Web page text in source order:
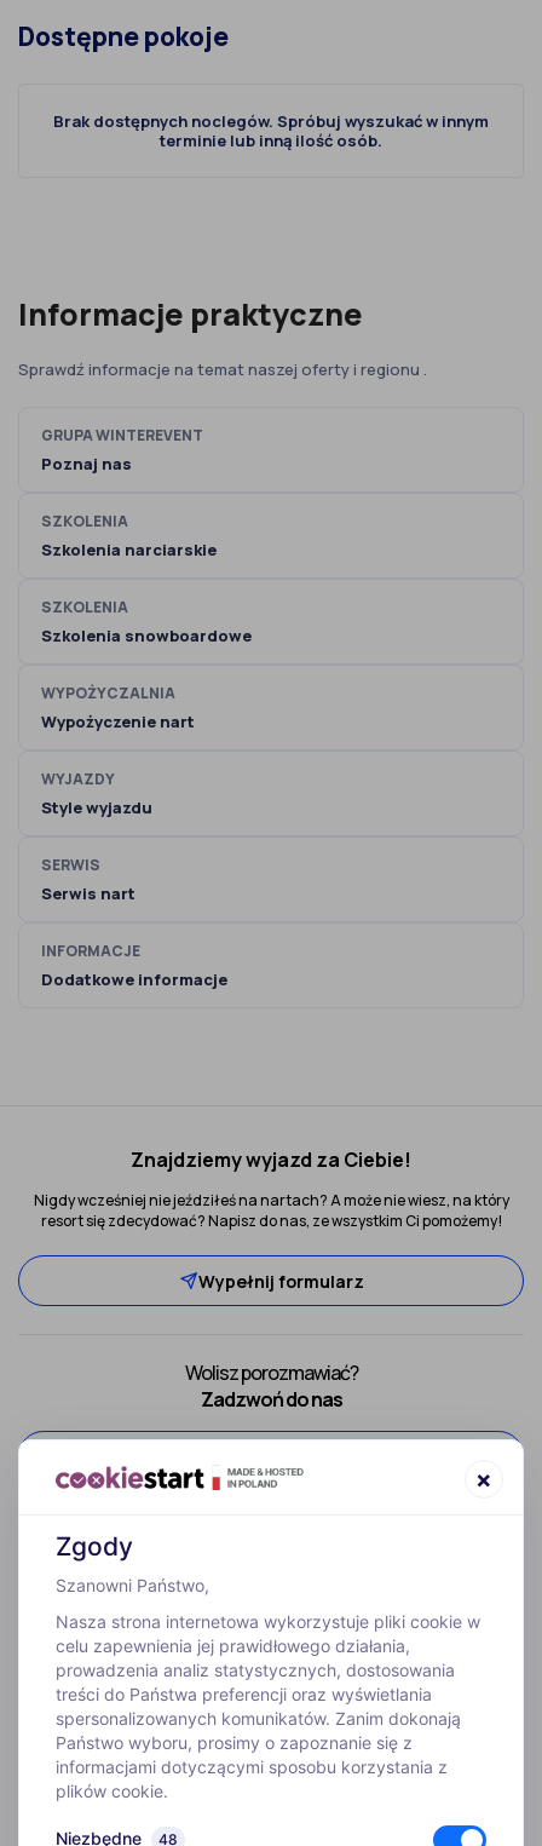
Dostępne pokoje
Brak dostępnych noclegów. Spróbuj wyszukać w innym
terminie lub inną ilość osób.
Informacje praktyczne
Sprawdź informacje na temat naszej oferty i regionu .
GRUPA WINTEREVENT
Poznaj nas
SZKOLENIA
Szkolenia narciarskie
SZKOLENIA
Szkolenia snowboardowe
WYPOŻYCZALNIA
Wypożyczenie nart
WYJAZDY
Style wyjazdu
SERWIS
Serwis nart
INFORMACJE
Dodatkowe informacje
Znajdziemy wyjazd za Ciebie!
Nigdy wcześniej nie jeździłeś na nartach? A może nie wiesz, na który
resort się zdecydować? Napisz do nas, ze wszystkim Ci pomożemy!
Wypełnij formularz
Wolisz porozmawiać?
Zadzwoń do nas
WYJAZDY
INFORMACJE
Zgody
×
Szanowni Państwo,
Nasza strona internetowa wykorzystuje pliki cookie w
celu zapewnienia jej prawidłowego działania,
prowadzenia analiz statystycznych, dostosowania
treści do Państwa preferencji oraz wyświetlania
spersonalizowanych komunikatów. Zanim dokonają
Państwo wyboru, prosimy o zapoznanie się z
informacjami dotyczącymi sposobu korzystania z
plików cookie.
Niezbędne 48